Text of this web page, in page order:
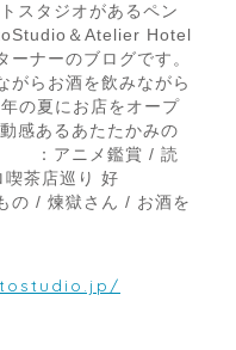
スタジオがあるペン
＆Atelier Hotel
ーナーのブログです。
がらお酒を飲みながら
の夏にお店をオープ
感あるあたたかみの
：アニメ鑑賞 / 読
茶店巡り 好
/ 煉獄さん / お酒を